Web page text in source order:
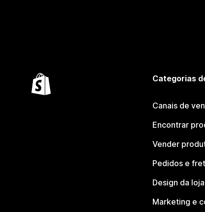
Categorias
Canais de
Encontrar
Vender
Pedidos e
Design da loja
Marketing e